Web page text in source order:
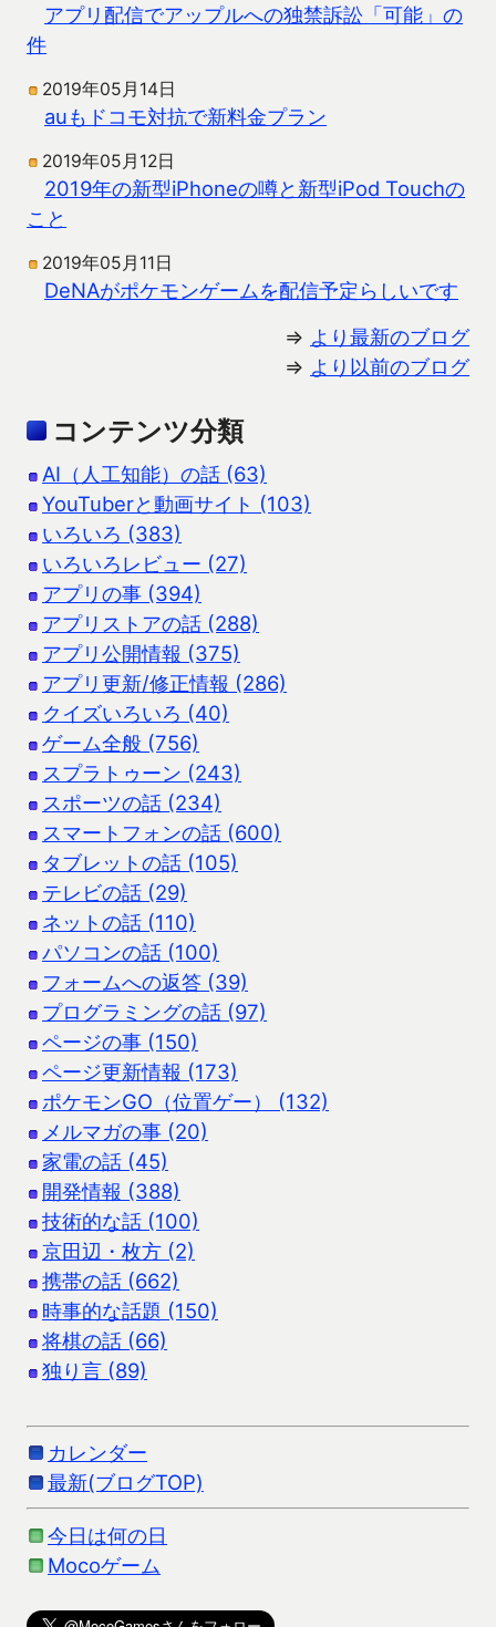
アプリ配信でアップルへの独禁訴訟「可能」の
件
2019年05月14日
auもドコモ対抗で新料金プラン
2019年05月12日
2019年の新型iPhoneの噂と新型iPod Touchの
こと
2019年05月11日
DeNAがポケモンゲームを配信予定らしいです
⇒ より最新のブログ
⇒ より以前のブログ
コンテンツ分類
AI（人工知能）の話 (63)
YouTuberと動画サイト (103)
いろいろ (383)
いろいろレビュー (27)
アプリの事 (394)
アプリストアの話 (288)
アプリ公開情報 (375)
アプリ更新/修正情報 (286)
クイズいろいろ (40)
ゲーム全般 (756)
スプラトゥーン (243)
スポーツの話 (234)
スマートフォンの話 (600)
タブレットの話 (105)
テレビの話 (29)
ネットの話 (110)
パソコンの話 (100)
フォームへの返答 (39)
プログラミングの話 (97)
ページの事 (150)
ページ更新情報 (173)
ポケモンGO（位置ゲー） (132)
メルマガの事 (20)
家電の話 (45)
開発情報 (388)
技術的な話 (100)
京田辺・枚方 (2)
携帯の話 (662)
時事的な話題 (150)
将棋の話 (66)
独り言 (89)
カレンダー
最新(ブログTOP)
今日は何の日
Mocoゲーム